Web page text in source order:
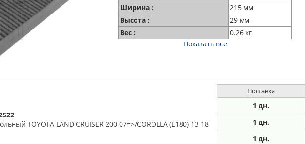
Ширина :
215 мм
Высота :
29 мм
Вес :
0.26 кг
Показать все
TOYOTA LAND CRUISER 200 07=>/COROLLA (E180) 13-18
Поставка
1 дн.
1 дн.
1 дн.